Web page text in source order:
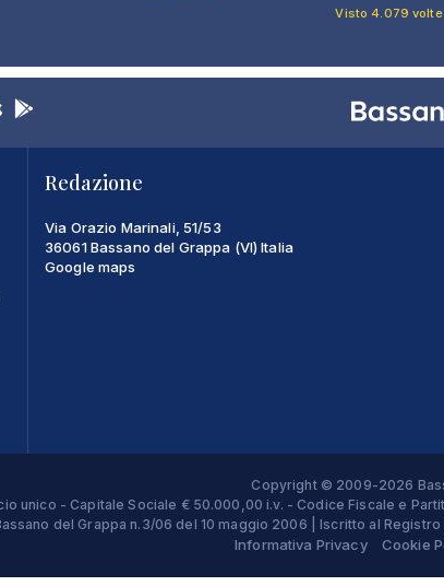
Visto 4.079 volte
Redazione
Via Orazio Marinali, 51/53
36061 Bassano del Grappa (VI) Italia
Google maps
Copyright © 2009-2026
unico - Capitale Sociale € 50.000,00 i.v. - Codice Fiscale e
del Grappa n.3/06 del 10 maggio 2006 | Iscritto al
Informativa Privacy Cookie